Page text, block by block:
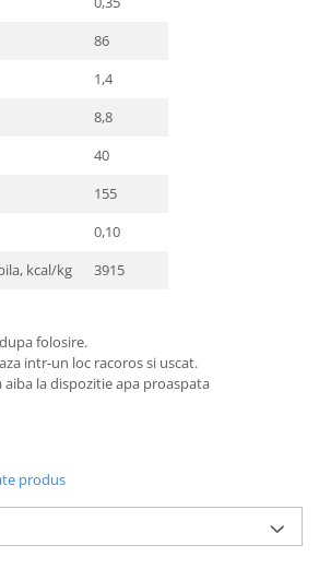
86
1,4
8,8
40
155
0,10
kcal/kg
3915
folosire.
intr-un loc racoros si uscat.
aiba la dispozitie apa proaspata
produs